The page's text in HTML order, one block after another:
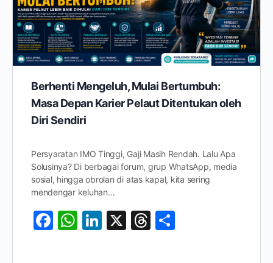
Berhenti Mengeluh, Mulai Bertumbuh:
Masa Depan Karier Pelaut Ditentukan oleh
Diri Sendiri
Persyaratan IMO Tinggi, Gaji Masih Rendah. Lalu Apa
Solusinya? Di berbagai forum, grup WhatsApp, media
sosial, hingga obrolan di atas kapal, kita sering
mendengar keluhan…
Facebook
WhatsApp
LinkedIn
X Threads